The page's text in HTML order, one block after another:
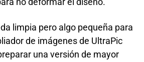
limpia pero algo pequeña para
de imágenes de UltraPic
una versión de mayor